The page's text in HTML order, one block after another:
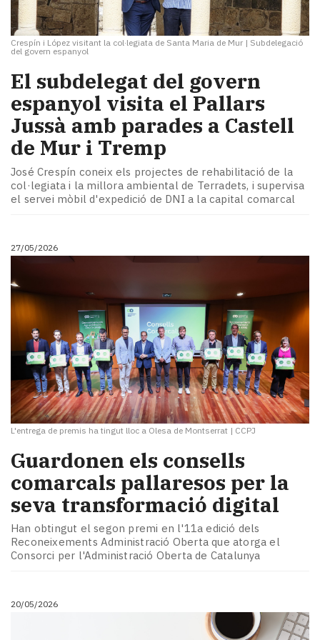
Crespín i López visitant la col·legiata de Santa Maria de Mur | Subdelegació
del govern espanyol
El subdelegat del govern
espanyol visita el Pallars
Jussà amb parades a Castell
de Mur i Tremp
José Crespín coneix els projectes de rehabilitació de la
col·legiata i la millora ambiental de Terradets, i supervisa
el servei mòbil d'expedició de DNI a la capital comarcal
27/05/2026
L'entrega de premis ha tingut lloc a Olesa de Montserrat | CCPJ
Guardonen els consells
comarcals pallaresos per la
seva transformació digital
Han obtingut el segon premi en l'11a edició dels
Reconeixements Administració Oberta que atorga el
Consorci per l'Administració Oberta de Catalunya
20/05/2026